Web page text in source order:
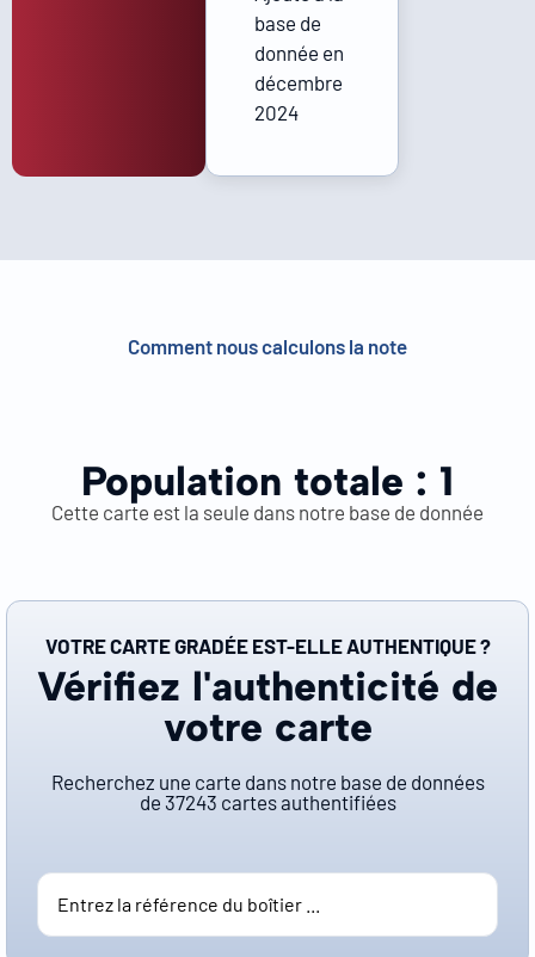
base de
donnée en
décembre
2024
Comment nous calculons la note
Population totale : 1
Cette carte est la seule dans notre base de donnée
VOTRE CARTE GRADÉE EST-ELLE AUTHENTIQUE ?
Vérifiez l'authenticité de
votre carte
Recherchez une carte dans notre base de données
de 37243 cartes authentifiées